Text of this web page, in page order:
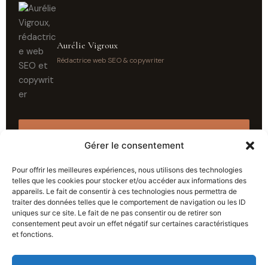
Gérer le consentement
Pour offrir les meilleures expériences, nous utilisons des technologies
telles que les cookies pour stocker et/ou accéder aux informations des
appareils. Le fait de consentir à ces technologies nous permettra de
traiter des données telles que le comportement de navigation ou les ID
uniques sur ce site. Le fait de ne pas consentir ou de retirer son
consentement peut avoir un effet négatif sur certaines caractéristiques
et fonctions.
Aurélie Vigroux
Rédactrice web SEO & copywriter
PRÉCÉDENT SUIVANT